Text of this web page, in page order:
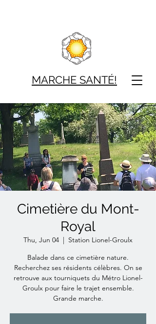
MARCHE SANTÉ!
Cimetière du Mont-
Royal
Thu, Jun 04
  |
Station Lionel-Groulx
Balade dans ce cimetière nature.
Recherchez ses résidents célèbres. On se
retrouve aux tourniquets du Métro Lionel-
Groulx pour faire le trajet ensemble.
Grande marche.